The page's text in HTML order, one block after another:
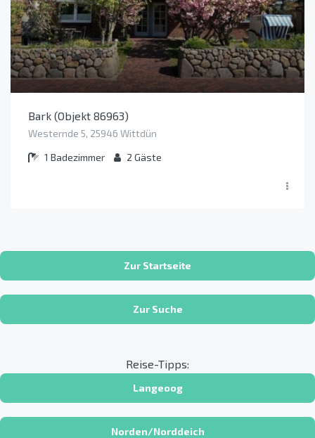
Bark (Objekt 86963)
Westernde 5, 25946 Wittdün
1 Badezimmer 2 Gäste
Zur Startseite
Zur Suche
Reise-Tipps:
Langeoog
Norden/Norddeich